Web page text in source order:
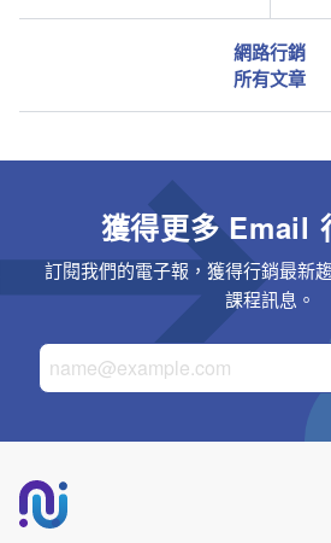
網路行銷
所有文章
獲得更多 Email
訂閱我們的電子報，獲得行銷最新
課程訊息。